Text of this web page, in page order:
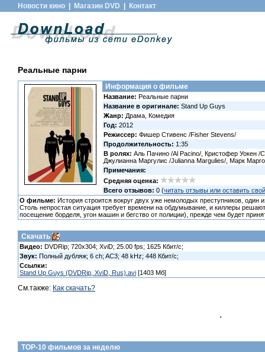
Новости кино Магазин DVD Контакт
Реальные парни
Информация о фильме
Название: Реальные парни
Название в оригинале: Stand Up Guys
Жанр: Драма, Комедия
Год: 2012
Режиссер: Фишер Стивенс /Fisher Stevens/
Продолжительность: 1:35
В ролях: Аль Пачино /Al Pacino/, Кристофер Уокен /
Джулианна Маргулис /Julianna Margulies/, Марк
Примечания:
Средняя оценка:
Всего отзывов: 0 (читать отзывы или оставить свой
О фильме: История строится вокруг двух уже немолодых преступников, один
Столь непростая ситуация требует времени на обдумывание, и киллеры
посещение борделя, угон машин и бегство от полиции), прежде чем будет
Скачать
Видео: DVDRip; 720x304; XviD; 25.00 fps; 1625 Кбит/с;
Звук: Полный дубляж; 6 ch; AC3; 48 kHz; 448 Кбит/с;
Ссылки:
Stand Up Guys (DVDRip, XviD, Rus).avi [1403 Мб]
См.также: Как скачать?
.
TOP-10 фильмов за неделю